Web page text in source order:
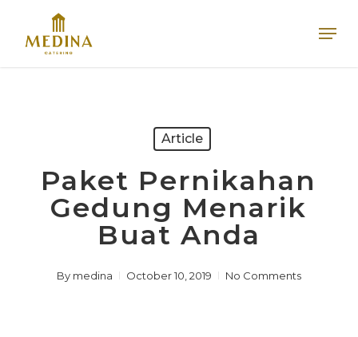
main
Article
Paket Pernikahan
Gedung Menarik
Buat Anda
By medina October 10, 2019 No Comments